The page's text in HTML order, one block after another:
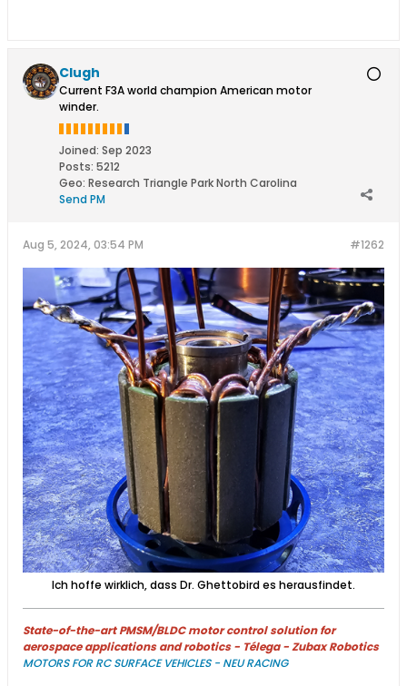
Clugh
Current F3A world champion American motor
winder.
Joined: Sep 2023
Posts: 5212
Geo: Research Triangle Park North Carolina
Send PM
#1262
Aug 5, 2024, 03:54 PM
Ich hoffe wirklich, dass Dr. Ghettobird es herausfindet.
State-of-the-art PMSM/BLDC motor control solution for
aerospace applications and robotics - Télega - Zubax Robotics
MOTORS FOR RC SURFACE VEHICLES - NEU RACING